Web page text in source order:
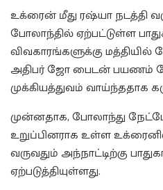
உக்ரைன் மீது ரஷ்யா நடத்தி
போலாந்தில் ஏற்பட்டுள்ள
விவகாரங்களுக்கு மத்தியில்
அதிபர் ஜோ பைடன் பயணம்
முக்கியத்துவம் வாய்ந்ததாக
முன்னதாக, போலாந்து
உறுப்பினராக உள்ள
வருவதும் அந்நாட்டிற்கு
ஏற்படுத்தியுள்ளது.